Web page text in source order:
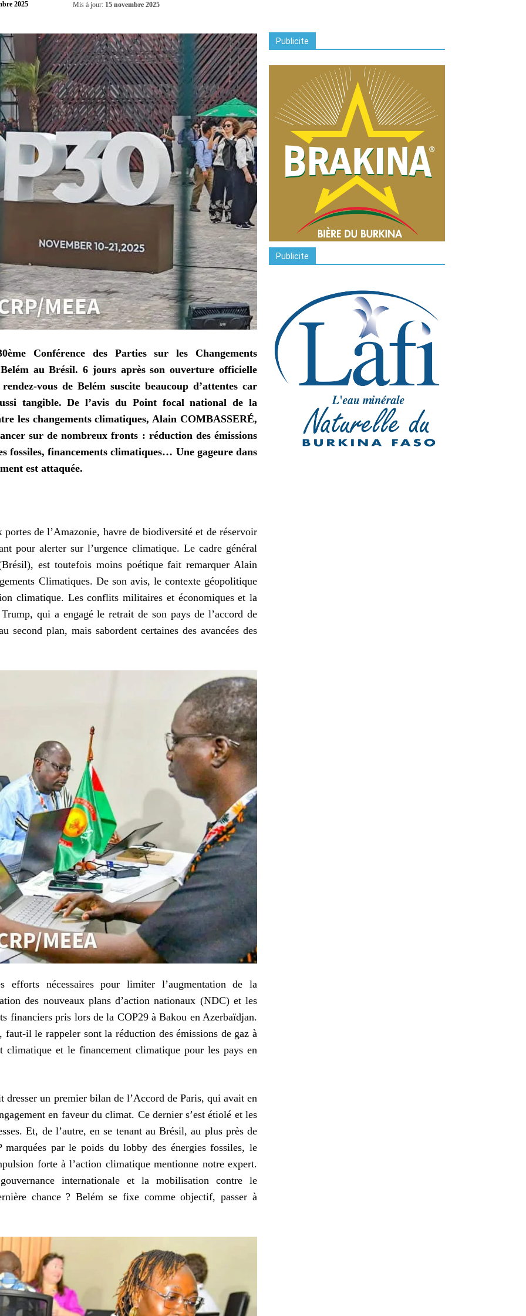
2025 Mis à jour: 15 novembre 2025
Conférence des Parties sur les Changements
au Brésil. 6 jours après son ouverture officielle
vous de Belém suscite beaucoup d’attentes car
tangible. De l’avis du Point focal national de la
les changements climatiques, Alain COMBASSERÉ,
sur de nombreux fronts : réduction des émissions
fossiles, financements climatiques… Une gageure dans
est attaquée.
de l’Amazonie, havre de biodiversité et de réservoir
pour alerter sur l’urgence climatique. Le cadre général
est toutefois moins poétique fait remarquer Alain
Climatiques. De son avis, le contexte géopolitique
climatique. Les conflits militaires et économiques et la
qui a engagé le retrait de son pays de l’accord de
second plan, mais sabordent certaines des avancées des
efforts nécessaires pour limiter l’augmentation de la
des nouveaux plans d’action nationaux (NDC) et les
financiers pris lors de la COP29 à Bakou en Azerbaïdjan.
il le rappeler sont la réduction des émissions de gaz à
climatique et le financement climatique pour les pays en
un premier bilan de l’Accord de Paris, qui avait en
en faveur du climat. Ce dernier s’est étiolé et les
Et, de l’autre, en se tenant au Brésil, au plus près de
marquées par le poids du lobby des énergies fossiles, le
forte à l’action climatique mentionne notre expert.
internationale et la mobilisation contre le
chance ? Belém se fixe comme objectif, passer à
Publicite
Publicite